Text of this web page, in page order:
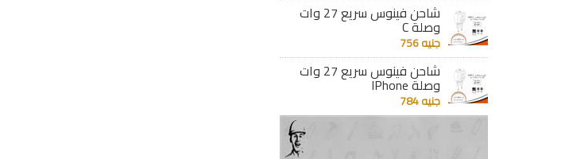
شاحن فينوس سريع 27 وات
وصلة C
جنيه 756
شاحن فينوس سريع 27 وات
وصلة IPhone
جنيه 784